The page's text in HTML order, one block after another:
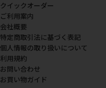
クイックオーダー
ご利用案内
会社概要
特定商取引法に基づく表記
個人情報の取り扱いについて
利用規約
お問い合わせ
お買い物ガイド